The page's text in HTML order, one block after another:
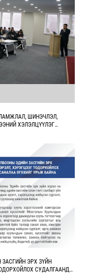
ШИНЭЧЛЭЛ,
ХЭЛЭЛЦҮҮЛЭГ
ЭРХ ЗҮЙН
СУДАЛГААНД